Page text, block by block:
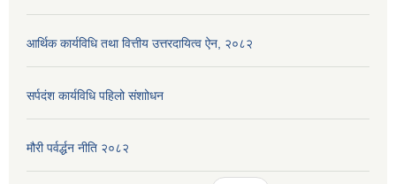
आर्थिक कार्यविधि तथा वित्तीय उत्तरदायित्व ऐन, २०८२
सर्पदंश कार्यविधि पहिलो संशाोधन
मौरी पर्वर्द्धन नीति २०८२